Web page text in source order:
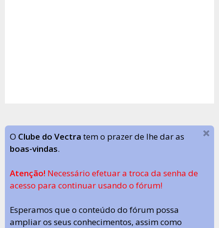
O Clube do Vectra tem o prazer de lhe dar as
boas-vindas.
Atenção! Necessário efetuar a troca da senha de
acesso para continuar usando o fórum!
Esperamos que o conteúdo do fórum possa
ampliar os seus conhecimentos, assim como